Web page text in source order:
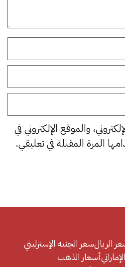
والموقع الإلكتروني في
المرة المقبلة في تعليقي.
الريالسعر الجنيه الإسترليني
أسعار الذهب